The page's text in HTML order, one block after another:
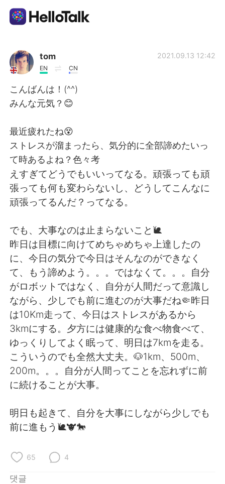
언어 교환 앱
AI Grammar Checker
한국어
English 简体中文
繁體中文 Español
العربية Français
Deutsch 日本語
Русский ไทย
Indonesia Italiano
Türkçe Tiếng Việt
Português
tom
EN CN
2021.09.13 12:42
こんばんは！(^^)
みんな元気？😊
最近疲れたね😵
ストレスが溜まったら、気分的に全部諦めたいっ
て時あるよね？色々考
えすぎてどうでもいいってなる。頑張っても頑
張っても何も変わらないし、どうしてこんなに
頑張ってるんだ？ってなる。
でも、大事なのは止まらないこと🐌
昨日は目標に向けてめちゃめちゃ上達したの
に、今日の気分で今日はそんなのができなく
て、もう諦めよう。。。ではなくて。。。自分
がロボットではなく、自分が人間だって意識し
ながら、少しでも前に進むのが大事だね🤏昨日
は10Km走って、今日はストレスがあるから
3kmにする。夕方には健康的な食べ物食べて、
ゆっくりしてよく眠って、明日は7kmを走る。
こういうのでも全然大丈夫。🐶1km、500m、
200m。。。自分が人間ってことを忘れずに前
に続けることが大事。
明日も起きて、自分を大事にしながら少しでも
前に進もう🐌🐮🐎
65 4
댓글